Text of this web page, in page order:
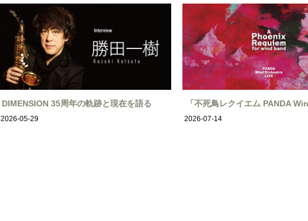
DIMENSION 35周年の軌跡と現在を語る
2026-05-29
「不死鳥レクイエム PANDA
2026-07-14